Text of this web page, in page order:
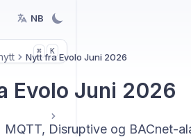
NB
⌘ K
Nytt fra Evolo Juni 2026
Evolo Juni 2026
MQTT, Disruptive og BACnet-